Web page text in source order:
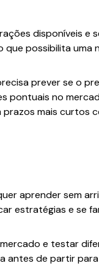
disponíveis e
possibilita uma
prever se o
pontuais no
mais curtos
aprender sem
estratégias e se
e testar
antes de partir